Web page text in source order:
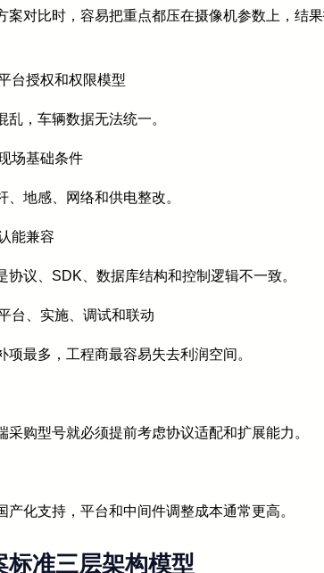
案对比时，容易把重点都压在摄像机参数上，结
台授权和权限模型
，车辆数据无法统一。
场基础条件
地感、网络和供电整改。
能兼容
议、SDK、数据库结构和控制逻辑不一致。
台、实施、调试和联动
最多，工程商最容易失去利润空间。
购型号就必须提前考虑协议适配和扩展能力。
化支持，平台和中间件调整成本通常更高。
准三层架构模型